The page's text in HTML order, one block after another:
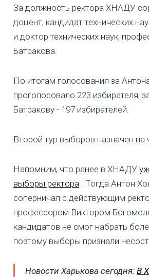
За должность ректора ХНАДУ
доцент, кандидат технических
и доктор технических наук,
Батракова.
По итогам голосования за
проголосовало 223 избирателя,
Батракову - 197 избирателей.
Второй тур выборов назначен на
Напомним, что ранее в ХНАДУ
выборы ректора . Тогда Антон
соперничал с действующим
профессором Виктором
кандидатов не смог набрать
поэтому выборы признали
Новости Харькова сегодня: В